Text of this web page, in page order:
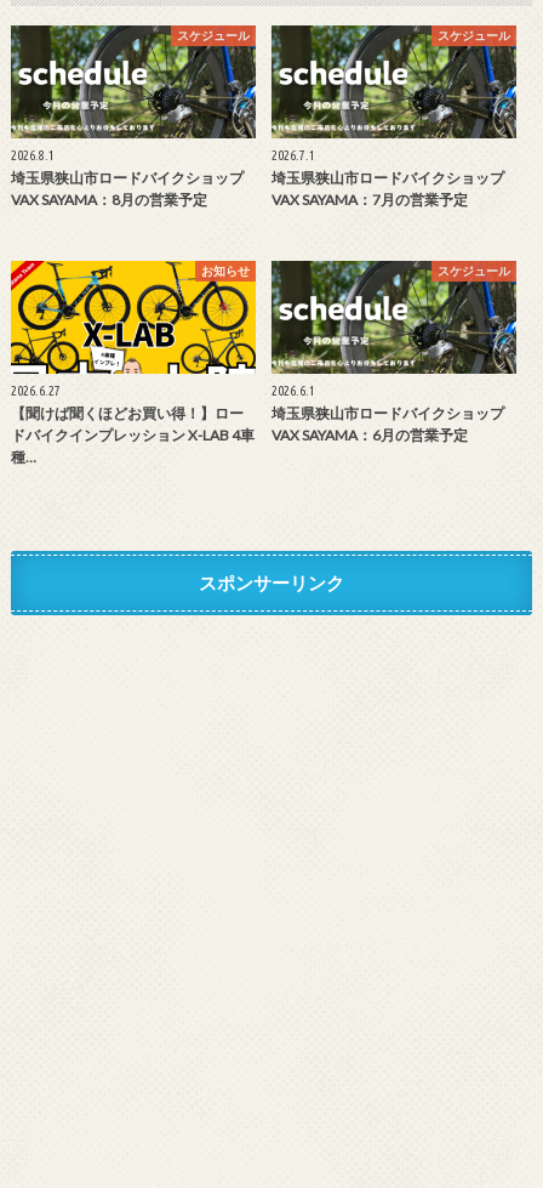
スケジュール
2026.8.1
埼玉県狭山市ロードバイクショップ
VAX SAYAMA：8月の営業予定
スケジュール
2026.7.1
埼玉県狭山市ロードバイクショップ
VAX SAYAMA：7月の営業予定
お知らせ
2026.6.27
【聞けば聞くほどお買い得！】ロー
ドバイクインプレッション X-LAB 4車
種…
スケジュール
2026.6.1
埼玉県狭山市ロードバイクショップ
VAX SAYAMA：6月の営業予定
スポンサーリンク